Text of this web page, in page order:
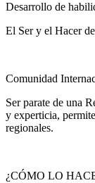
Desarrollo de
El Ser y el Hacer
Comunidad
Ser parate de una
y experticia,
regionales.
¿CÓMO LO